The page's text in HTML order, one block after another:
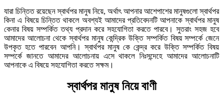
যারা চিন্তিত রয়েছেন স্বার্থপর মানুষ নিয়ে, অর্থাৎ আপনার আশেপাশের মানুষগুলো স্বার্থপর
কিনা এ বিষয়ে চিন্তিত থাকলে অবশ্যই আমাদের প্রতিবেদনটি আপনাকে স্বার্থপর মানুষ
কেনার বিষয় সম্পর্কিত তথ্য প্রদান করে সহযোগিতা করতে পারবে। সুতরাং সহজ হবে
আমাদের আলোচনা থেকে স্বার্থপর মানুষ কেন্দ্রিক উক্তি সম্পর্কিত বিষয় সম্পর্কে জেনে
উপকৃত হতে পারবেন আপনি। স্বার্থপর মানুষ কে কেন্দ্র করে উক্তি সম্পর্কিত বিষয়
সম্পর্কে জানতে আমাদের আলোচনায় এসে থাকলে নিঃসন্দেহে আমাদের আলোচনাটি
আপনাকে এ বিষয়ে সহযোগিতা করতে সক্ষম।
স্বার্থপর মানুষ নিয়ে বাণী